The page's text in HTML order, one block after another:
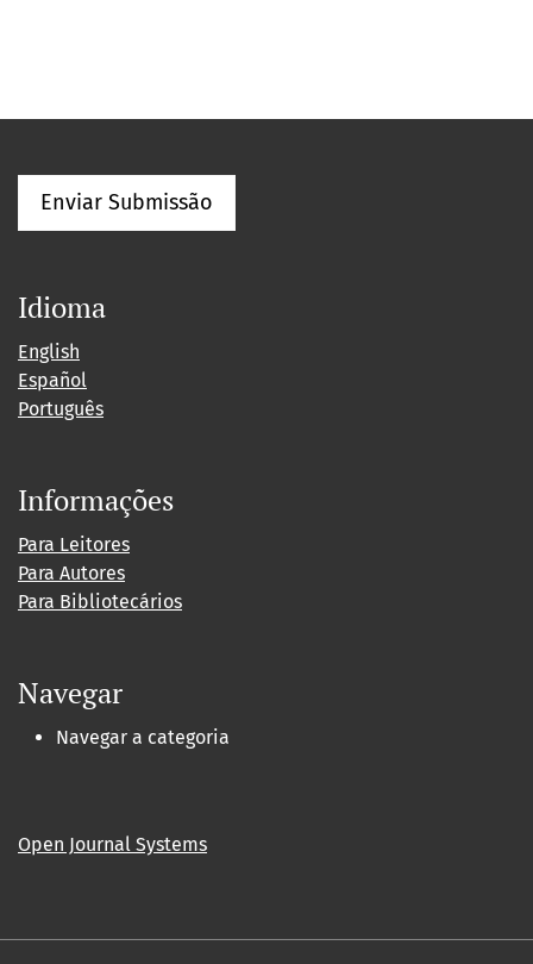
Enviar Submissão
Idioma
English
Español
Português
Informações
Para Leitores
Para Autores
Para Bibliotecários
Navegar
Navegar a categoria
Open Journal Systems